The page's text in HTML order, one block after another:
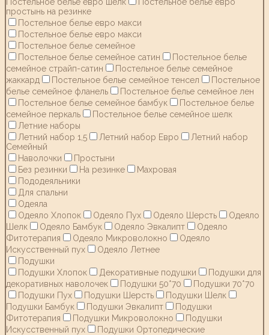
простынь на резинке
Постельное белье евро макси
Постельное белье евро макси
Постельное белье семейное
Постельное белье семейное сатин
Постельное белье
семейное страйп-сатин
Постельное белье семейное
жаккард
Постельное белье семейное тенсел
Постельное
белье семейное фланель
Постельное белье семейное лен
Постельное белье семейное бамбук
Постельное белье
семейное перкаль
Постельное белье семейное шелк
Летние наборы
Летний набор 1,5
Летний набор Евро
Летний набор
Семейный
Наволочки
Простыни
Без резинки
На резинке
Махровая
Пододеяльники
Для спальни
Одеяла
Одеяло Хлопок
Одеяло Пух Одеяло Шерсть
Одеяло
Шелк
Одеяло Бамбук Одеяло Эвкалипт
Одеяло
Фитотерапия
Одеяло Микроволокно
Одеяло
Искусственный пух
Одеяло Летнее
Подушки
Подушки Хлопок
Декоративные подушки
Подушки для
декоративных наволочек
Подушки 50*70
Подушки 70*70
Подушки Пух
Подушки Шерсть
Подушки Шелк
Подушки Бамбук
Подушки Эвкалипт
Подушки
Фитотерапия
Подушки Микроволокно
Подушки
Искусственный пух
Подушки Ортопедические